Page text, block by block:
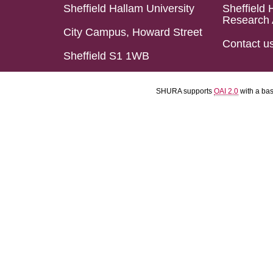
Sheffield Hallam University
City Campus, Howard Street
Sheffield S1 1WB
Sheffield
Research
Contact
SHURA supports OAI 2.0 with a